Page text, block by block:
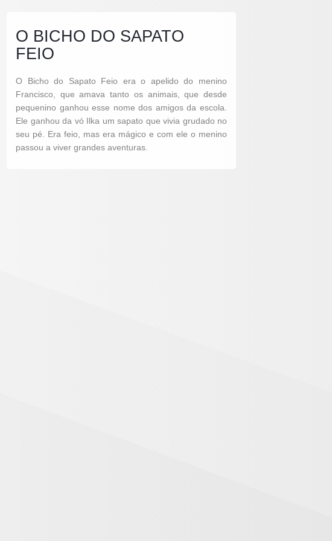
O BICHO DO SAPATO
FEIO
O Bicho do Sapato Feio era o apelido do menino
Francisco, que amava tanto os animais, que desde
pequenino ganhou esse nome dos amigos da escola.
Ele ganhou da vó Ilka um sapato que vivia grudado no
seu pé. Era feio, mas era mágico e com ele o menino
passou a viver grandes aventuras.